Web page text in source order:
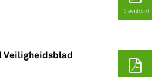
Download
Veiligheidsblad